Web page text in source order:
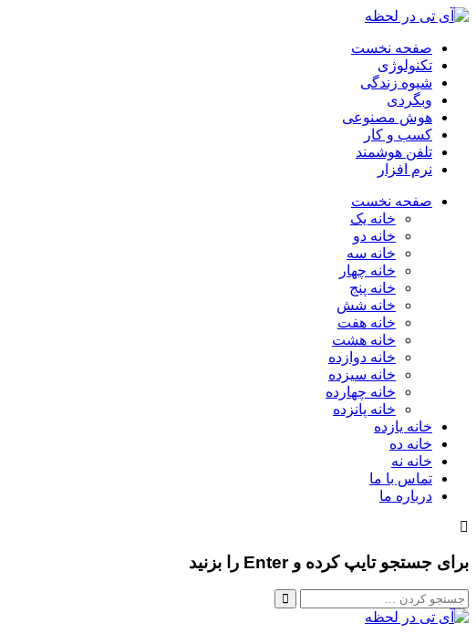
صفحه نخست
تکنولوژی
شیوه زندگی
وبگردی
هوش مصنوعی
کسب و کار
تلفن هوشمند
نرم افزار
صفحه نخست
خانه یک
خانه دو
خانه سه
خانه چهار
خانه پنج
خانه شش
خانه هفت
خانه هشت
خانه دوازده
خانه سیزده
خانه چهارده
خانه پانزده
خانه یازده
خانه ده
خانه نه
تماس با ما
درباره ما
برای جستجو تایپ کرده و Enter را بزنید